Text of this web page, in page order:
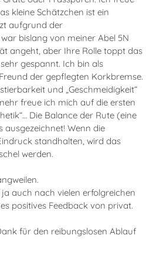
kleine Schätzchen ist ein
aufgrund der
bislang von meiner Abel 5N
angeht, aber Ihre Rolle toppt das
gespannt. Ich bin als
der gepflegten Korkbremse.
und „Geschmeidigkeit“
freue ich mich auf die ersten
Die Balance der Rute (eine
ausgezeichnet! Wenn die
standhalten, wird das
werden.
auch nach vielen erfolgreichen
positives Feedback von privat.
für den reibungslosen Ablauf